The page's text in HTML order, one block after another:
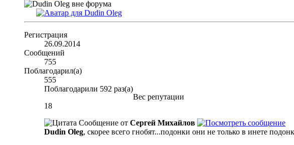
Регистрация
26.09.2014
Сообщений
755
Поблагодарил(а)
555
Поблагодарили 592 раз(а)
Вес репутации
18
Сообщение от Сергей Михайлов
Dudin Oleg, скорее всего гнобят...подонки они не только в инете